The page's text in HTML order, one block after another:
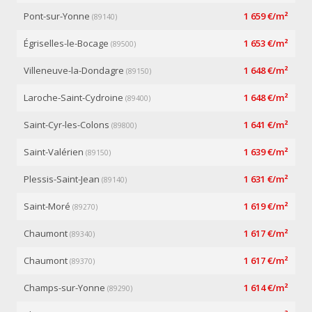
Pont-sur-Yonne (89140) 1 659 €/m²
Égriselles-le-Bocage (89500) 1 653 €/m²
Villeneuve-la-Dondagre (89150) 1 648 €/m²
Laroche-Saint-Cydroine (89400) 1 648 €/m²
Saint-Cyr-les-Colons (89800) 1 641 €/m²
Saint-Valérien (89150) 1 639 €/m²
Plessis-Saint-Jean (89140) 1 631 €/m²
Saint-Moré (89270) 1 619 €/m²
Chaumont (89340) 1 617 €/m²
Chaumont (89370) 1 617 €/m²
Champs-sur-Yonne (89290) 1 614 €/m²